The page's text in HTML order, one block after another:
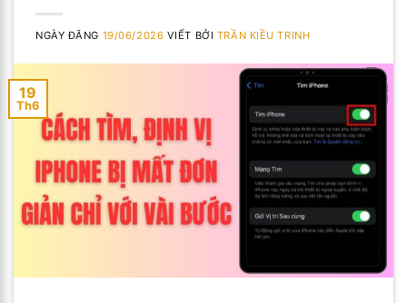
NGÀY ĐĂNG 19/06/2026 VIẾT BỞI TRẦN KIỀU TRINH
19
Th6